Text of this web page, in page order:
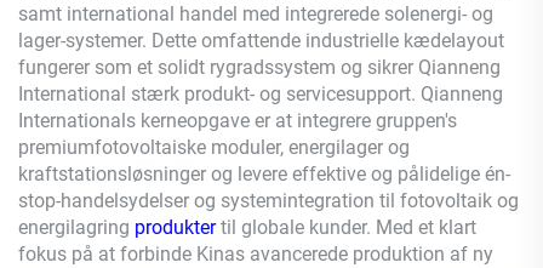
samt international handel med integrerede solenergi- og
lager-systemer. Dette omfattende industrielle kædelayout
fungerer som et solidt rygradssystem og sikrer Qianneng
International stærk produkt- og servicesupport. Qianneng
Internationals kerneopgave er at integrere gruppen's
premiumfotovoltaiske moduler, energilager og
kraftstationsløsninger og levere effektive og pålidelige én-
stop-handelsydelser og systemintegration til fotovoltaik og
energilagring produktertil globale kunder. Med et klart
fokus på at forbinde Kinas avancerede produktion af ny